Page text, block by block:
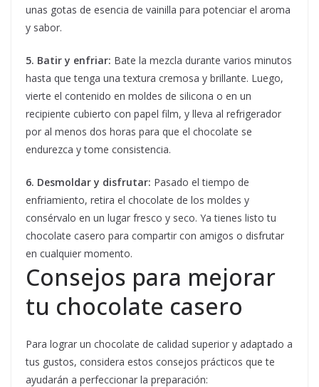
unas gotas de esencia de vainilla para potenciar el aroma
y sabor.
5. Batir y enfriar: Bate la mezcla durante varios minutos
hasta que tenga una textura cremosa y brillante. Luego,
vierte el contenido en moldes de silicona o en un
recipiente cubierto con papel film, y lleva al refrigerador
por al menos dos horas para que el chocolate se
endurezca y tome consistencia.
6. Desmoldar y disfrutar: Pasado el tiempo de
enfriamiento, retira el chocolate de los moldes y
consérvalo en un lugar fresco y seco. Ya tienes listo tu
chocolate casero para compartir con amigos o disfrutar
en cualquier momento.
Consejos para mejorar
tu chocolate casero
Para lograr un chocolate de calidad superior y adaptado a
tus gustos, considera estos consejos prácticos que te
ayudarán a perfeccionar la preparación: